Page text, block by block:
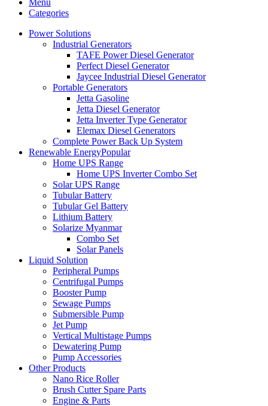
Categories
Power Solutions
Industrial Generators
TAFE Power Diesel Generator
Perfect Diesel Generator
Jaycee Industrial Diesel Generator
Portable Generators
Jetta Gasoline
Jetta Diesel Generator
Jetta Inverter Type Generator
Elemax Diesel Generators
Complete Power Back Up System
Renewable EnergyPopular
Home UPS Range
Home UPS Inverter Combo Set
Solar UPS Range
Tubular Battery
Tubular Gel Battery
Lithium Battery
Solarize Myanmar
Combo Set
Solar Panels
Liquid Solution
Peripheral Pumps
Centrifugal Pumps
Booster Pump
Sewage Pumps
Submersible Pump
Jet Pump
Vertical Multistage Pumps
Dewatering Pump
Pump Accessories
Other Products
Nano Rice Roller
Brush Cutter Spare Parts
Engine & Parts